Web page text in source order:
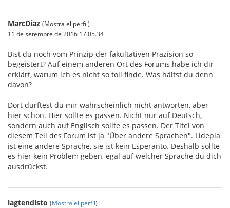
MarcDiaz (Mostra el perfil)
11 de setembre de 2016 17.05.34
Bist du noch vom Prinzip der fakultativen Präzision so
begeistert? Auf einem anderen Ort des Forums habe ich dir
erklärt, warum ich es nicht so toll finde. Was hältst du denn
davon?
Dort durftest du mir wahrscheinlich nicht antworten, aber
hier schon. Hier sollte es passen. Nicht nur auf Deutsch,
sondern auch auf Englisch sollte es passen. Der Titel von
diesem Teil des Forum ist ja "Über andere Sprachen". Lidepla
ist eine andere Sprache, sie ist kein Esperanto. Deshalb sollte
es hier kein Problem geben, egal auf welcher Sprache du dich
ausdrückst.
lagtendisto (Mostra el perfil)